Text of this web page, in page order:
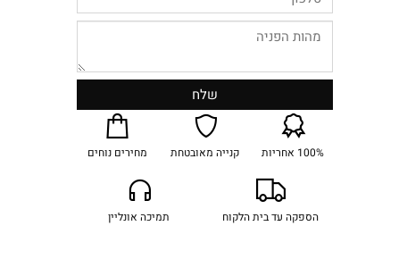
100% אחריות קנייה מאובטחת מחירים נוחים
הספקה עד בית הלקוח תמיכה אונליין